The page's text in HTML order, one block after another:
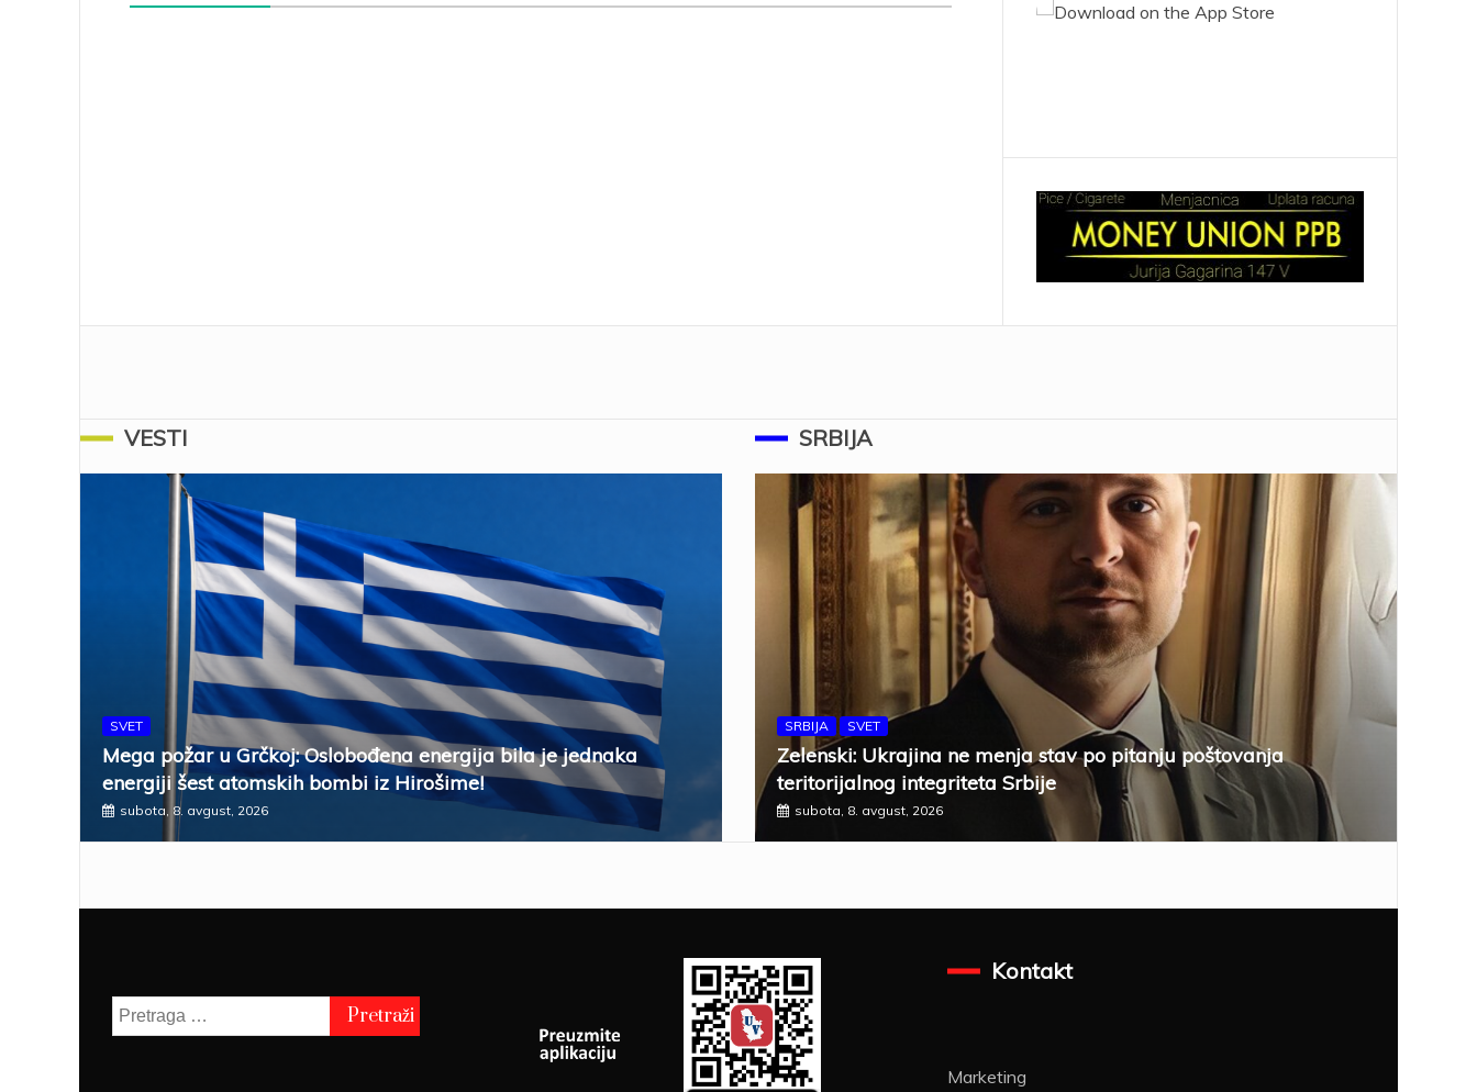
VESTI
SVET
Mega požar u Grčkoj: Oslobođena energija bila je jednaka
energiji šest atomskih bombi iz Hirošime!
subota, 8. avgust, 2026
SRBIJA
SRBIJA SVET
Zelenski: Ukrajina ne menja stav po pitanju poštovanja
teritorijalnog integriteta Srbije
subota, 8. avgust, 2026
Pretraga
za:
Kontakt
Marketing